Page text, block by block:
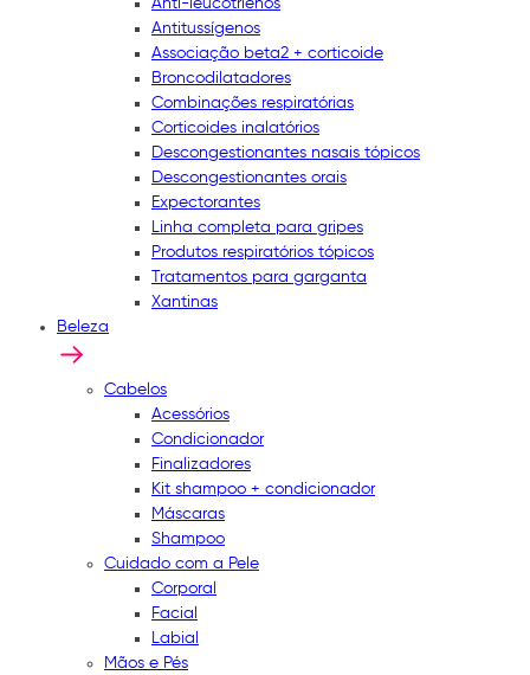
Anti-leucotrienos
Antitussígenos
Associação beta2 + corticoide
Broncodilatadores
Combinações respiratórias
Corticoides inalatórios
Descongestionantes nasais tópicos
Descongestionantes orais
Expectorantes
Linha completa para gripes
Produtos respiratórios tópicos
Tratamentos para garganta
Xantinas
Beleza
Cabelos
Acessórios
Condicionador
Finalizadores
Kit shampoo + condicionador
Máscaras
Shampoo
Cuidado com a Pele
Corporal
Facial
Labial
Mãos e Pés